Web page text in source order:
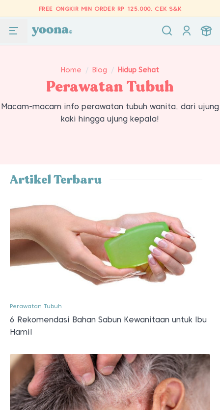
FREE ONGKIR MIN ORDER RP 125.000. CEK S&K
Home / Blog / Hidup Sehat
Perawatan Tubuh
Macam-macam info perawatan tubuh wanita, dari ujung
kaki hingga ujung kepala!
Artikel Terbaru
Perawatan Tubuh
6 Rekomendasi Bahan Sabun Kewanitaan untuk Ibu
Hamil